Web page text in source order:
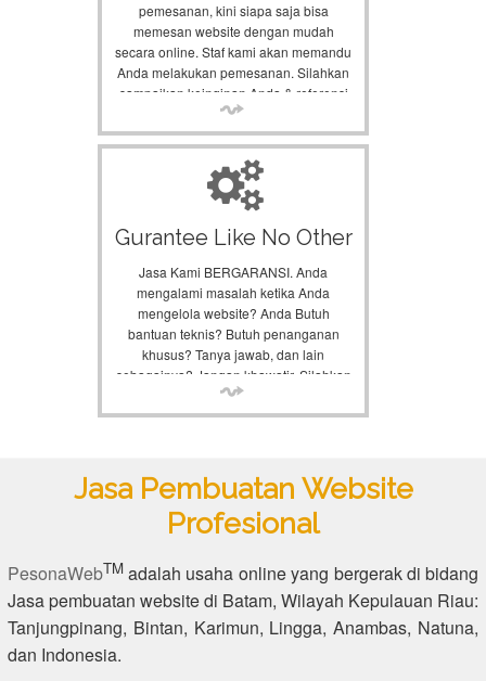
pemesanan, kini siapa saja bisa
memesan website dengan mudah
secara online. Staf kami akan memandu
Anda melakukan pemesanan. Silahkan
sampaikan keinginan Anda & referensi
web yang anda sukai.
Gurantee Like No Other
Jasa Kami BERGARANSI. Anda
mengalami masalah ketika Anda
mengelola website? Anda Butuh
bantuan teknis? Butuh penanganan
khusus? Tanya jawab, dan lain
sebagainya? Jangan khawatir. Silahkan
hubungi kami lewat support yang
tersedia, kami akan bantu anda.
Jasa Pembuatan Website
Profesional
PesonaWebTMadalah usaha online yang bergerak di bidang
Jasa pembuatan website di Batam, Wilayah Kepulauan Riau:
Tanjungpinang, Bintan, Karimun, Lingga, Anambas, Natuna,
dan Indonesia.